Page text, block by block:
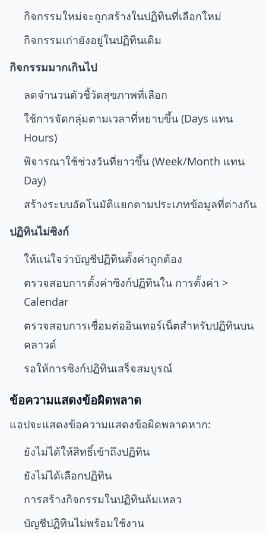
กิจกรรมใหม่จะถูกสร้างในปฏิทินที่เลือกใหม่
กิจกรรมเก่ายังอยู่ในปฏิทินเดิม
กิจกรรมมากเกินไป
ลดจำนวนตัวชี้วัดสุขภาพที่เลือก
ใช้การจัดกลุ่มตามเวลาที่หยาบขึ้น (Days แทน
Hours)
พิจารณาใช้ช่วงวันที่ยาวขึ้น (Week/Month แทน
Day)
สร้างระบบอัตโนมัติแยกตามประเภทข้อมูลที่ต่างกัน
ปฏิทินไม่ซิงก์
ให้แน่ใจว่าบัญชีปฏิทินตั้งค่าถูกต้อง
ตรวจสอบการตั้งค่าซิงก์ปฏิทินใน การตั้งค่า >
Calendar
ตรวจสอบการเชื่อมต่ออินเทอร์เน็ตสำหรับปฏิทินบน
คลาวด์
รอให้การซิงก์ปฏิทินเสร็จสมบูรณ์
ข้อความแสดงข้อผิดพลาด
แอปจะแสดงข้อความแสดงข้อผิดพลาดหาก:
ยังไม่ได้ให้สิทธิ์เข้าถึงปฏิทิน
ยังไม่ได้เลือกปฏิทิน
การสร้างกิจกรรมในปฏิทินล้มเหลว
บัญชีปฏิทินไม่พร้อมใช้งาน